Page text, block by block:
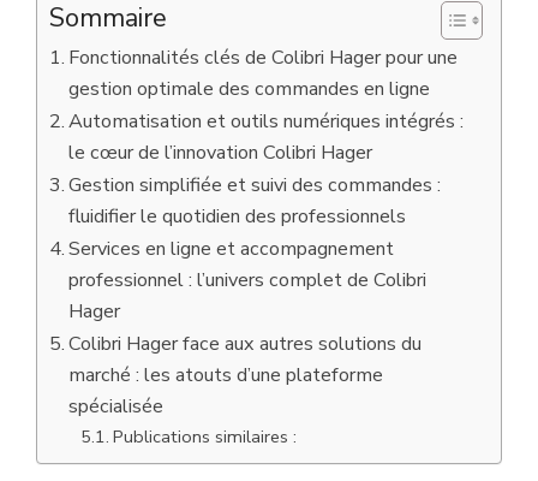
Sommaire
Fonctionnalités clés de Colibri Hager pour une
gestion optimale des commandes en ligne
Automatisation et outils numériques intégrés :
le cœur de l’innovation Colibri Hager
Gestion simplifiée et suivi des commandes :
fluidifier le quotidien des professionnels
Services en ligne et accompagnement
professionnel : l’univers complet de Colibri
Hager
Colibri Hager face aux autres solutions du
marché : les atouts d’une plateforme
spécialisée
Publications similaires :